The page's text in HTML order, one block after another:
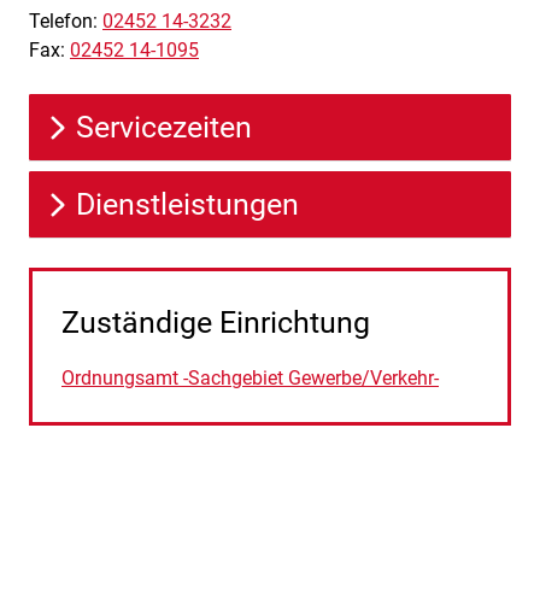
Telefon: 02452 14-3232
Fax: 02452 14-1095
Servicezeiten
Dienstleistungen
Zuständige Einrichtung
Ordnungsamt -Sachgebiet Gewerbe/Verkehr-